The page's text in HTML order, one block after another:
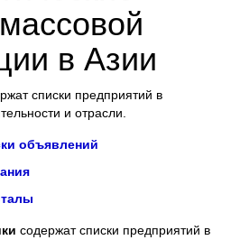
в Азии
списки предприятий в
и отрасли.
объявлений
содержат списки предприятий в